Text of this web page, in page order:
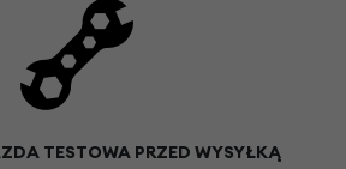
TESTOWA PRZED WYSYŁKĄ